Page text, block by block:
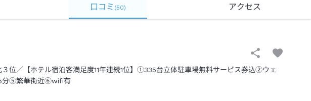
口コミ (50) アクセス
位／【ホテル宿泊客満足度11年連続1位】①335台立体駐車場無料サービス券込②ウェ
分⑤繁華街近⑥wifi有